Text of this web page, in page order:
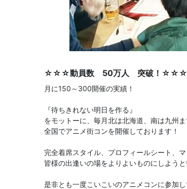
☆☆☆動員数 50万人 突破！☆☆☆
月に150～300開催の実績！
『待ちきれない明日を作る』
をモットーに、毎月北は北海道、南は九州
全国でアニメ街コンを開催しております！
完全着席スタイル、プロフィールシート、
皆様の出逢いの場をよりよいものにしよう
是非とも一度こいこいのアニメコンに参加